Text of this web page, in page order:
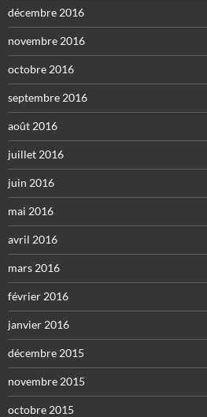
décembre 2016
novembre 2016
octobre 2016
septembre 2016
août 2016
juillet 2016
juin 2016
mai 2016
avril 2016
mars 2016
février 2016
janvier 2016
décembre 2015
novembre 2015
octobre 2015